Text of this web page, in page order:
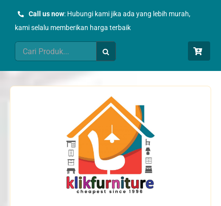
Call us now: Hubungi kami jika ada yang lebih murah,
kami selalu memberikan harga terbaik
Search
for: